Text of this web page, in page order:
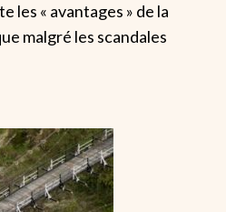
les « avantages » de la
malgré les scandales